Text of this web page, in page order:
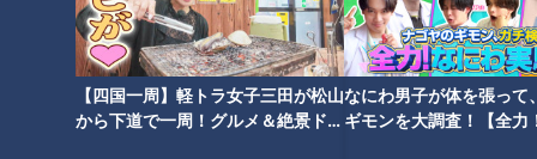
【四国一周】軽トラ女子三田が松山
から下道で一周！グルメ＆絶景ドラ
なにわ男子が体を張って
ギモンを大調査！【全力
この記事の画像を見る
この記事を見たあなたへのおすすめ